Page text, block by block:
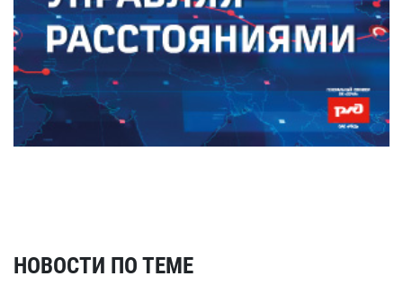
НОВОСТИ ПО ТЕМЕ